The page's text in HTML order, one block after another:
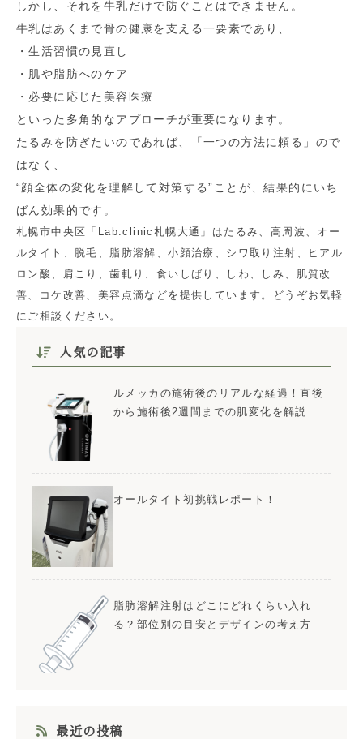
しかし、それを牛乳だけで防ぐことはできません。
牛乳はあくまで骨の健康を支える一要素であり、
・生活習慣の見直し
・肌や脂肪へのケア
・必要に応じた美容医療
といった多角的なアプローチが重要になります。
たるみを防ぎたいのであれば、「一つの方法に頼る」ので
はなく、
“顔全体の変化を理解して対策する”ことが、結果的にいち
ばん効果的です。
札幌市中央区「Lab.clinic札幌大通」はたるみ、高周波、オー
ルタイト、脱毛、脂肪溶解、小顔治療、シワ取り注射、ヒアル
ロン酸、肩こり、歯軋り、食いしばり、しわ、しみ、肌質改
善、コケ改善、美容点滴などを提供しています。どうぞお気軽
にご相談ください。
人気の記事
ルメッカの施術後のリアルな経過！直後
から施術後2週間までの肌変化を解説
オールタイト初挑戦レポート！
脂肪溶解注射はどこにどれくらい入れ
る？部位別の目安とデザインの考え方
最近の投稿